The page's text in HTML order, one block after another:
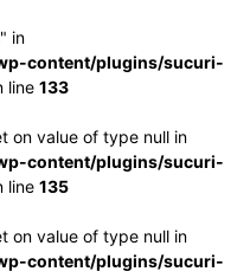
in
content/plugins/sucuri-
line 133
on value of type null in
content/plugins/sucuri-
line 135
on value of type null in
content/plugins/sucuri-